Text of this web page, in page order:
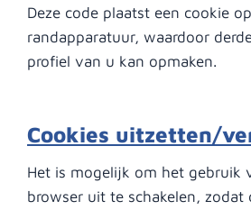
Deze code plaatst een cookie
randapparatuur, waardoor
profiel van u kan opmaken.
Cookies uitzetten/
Het is mogelijk om het gebruik
browser uit te schakelen, zodat